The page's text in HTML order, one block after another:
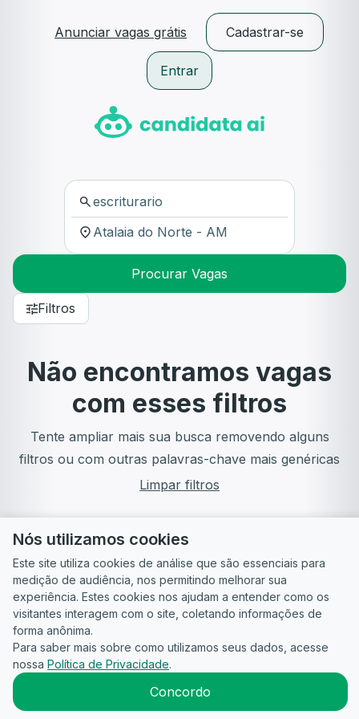
Anunciar vagas grátis Cadastrar-se
Entrar
Procurar Vagas
Filtros
Não encontramos vagas
com esses filtros
Tente ampliar mais sua busca removendo alguns
filtros ou com outras palavras-chave mais genéricas
Limpar filtros
Guia do
Candidato
Para
empresas
Política de
Privacidade
Termos
2026CandidataAI
Nós utilizamos cookies
Este site utiliza cookies de análise que são essenciais para
medição de audiência, nos permitindo melhorar sua
experiência. Estes cookies nos ajudam a entender como os
visitantes interagem com o site, coletando informações de
forma anônima.
Para saber mais sobre como utilizamos seus dados, acesse
nossa Política de Privacidade.
Concordo